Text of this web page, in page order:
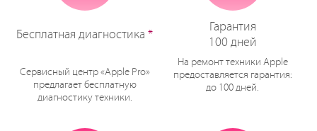
Бесплатная диагностика *
Сервисный центр «Apple Pro»
предлагает бесплатную
диагностику техники.
Гарантия
100 дней
На ремонт техники Apple
предоставляется гарантия:
до 100 дней.